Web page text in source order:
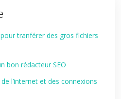
tranférer des gros fichiers
bon rédacteur SEO
l’internet et des connexions